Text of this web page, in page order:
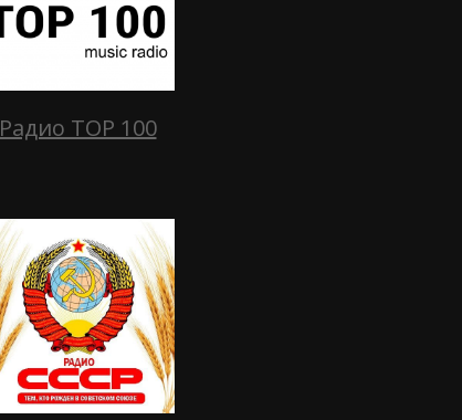
Радио TOP 100